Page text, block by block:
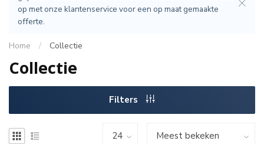
op met onze klantenservice voor een op maat gemaakte
offerte.
Home / Collectie
Collectie
Filters